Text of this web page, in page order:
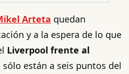
Arteta quedan
y a la espera de lo que
Liverpool frente al
sólo están a seis puntos del